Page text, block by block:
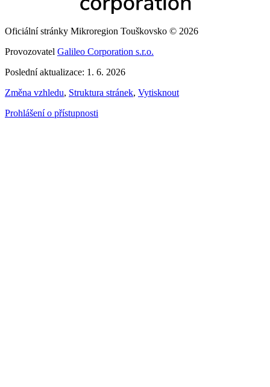
Oficiální stránky Mikroregion Touškovsko © 2026
Provozovatel Galileo Corporation s.r.o.
Poslední aktualizace: 1. 6. 2026
Změna vzhledu, Struktura stránek, Vytisknout
Prohlášení o přístupnosti